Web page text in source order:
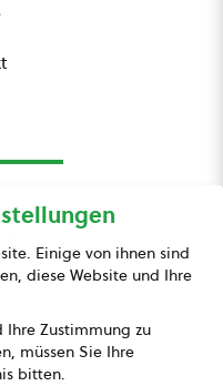
Einige von ihnen sind
diese Website und Ihre
Ihre Zustimmung zu
müssen Sie Ihre
bitten.